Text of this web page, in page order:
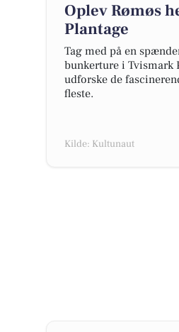
Oplev Rømøs
Plantage
Tag med på en
bunkerture i Tvismark
udforske de
fleste.
Kilde: Kultunaut